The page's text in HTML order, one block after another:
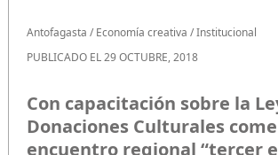
Antofagasta /Economía creativa /Institucional
PUBLICADO EL 29 OCTUBRE, 2018
Con capacitación sobre la
Donaciones Culturales
encuentro regional “tercer